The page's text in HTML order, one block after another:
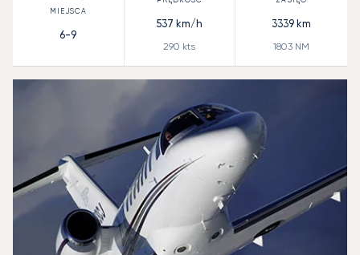
6-9
537 km/h
290 kts
3339 km
1803 NM